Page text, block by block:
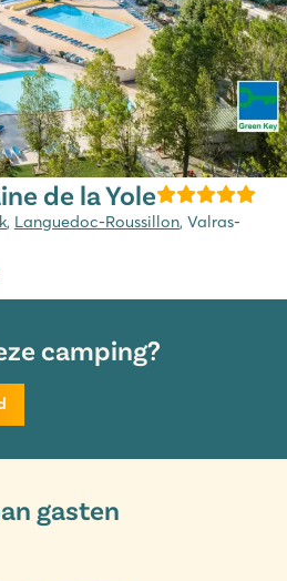
de la Yole
, Languedoc-Roussillon, Valras-
camping?
gasten